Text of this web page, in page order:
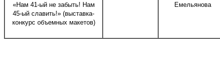
«Нам 41-ый не забыть! Нам
45-ый славить!» (выставка-
конкурс объемных макетов)
Емельянова